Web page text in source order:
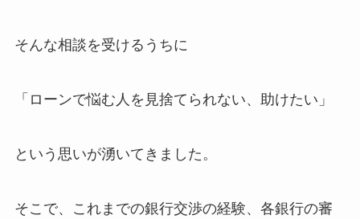
そんな相談を受けるうちに
「ローンで悩む人を見捨てられない、助けたい」
という思いが湧いてきました。
そこで、これまでの銀行交渉の経験、各銀行の審